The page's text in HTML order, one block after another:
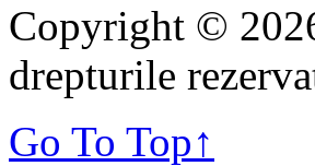
Copyright ©
drepturile
Go To Top↑